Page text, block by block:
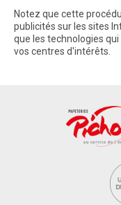
Notez que cette
publicités sur les sites
que les technologies
vos centres d'intérêts.